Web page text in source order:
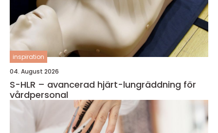
inspiration
04. August 2026
S-HLR – avancerad hjärt-lungräddning för
vårdpersonal